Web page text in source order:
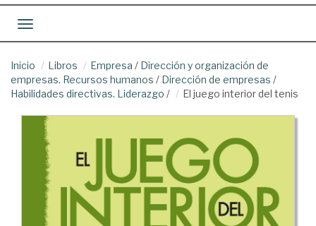
Toggle navigation
Inicio Libros Empresa / Dirección y organización de
empresas. Recursos humanos / Dirección de empresas /
Habilidades directivas. Liderazgo / El juego interior del tenis